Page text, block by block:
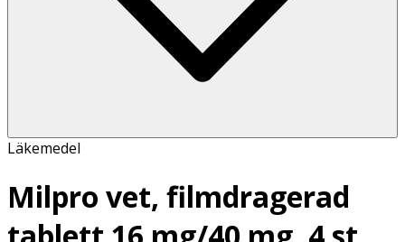
Läkemedel
Milpro vet, filmdragerad